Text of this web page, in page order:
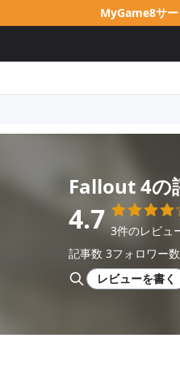
MyGame8サ
Fallout 4の
4.7 3件のレビュ
記事数 3フォロワー
レビューを書く